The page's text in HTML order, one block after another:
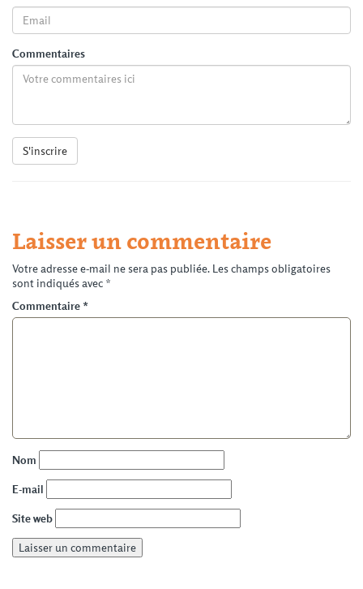
Commentaires
S'inscrire
Laisser un commentaire
Votre adresse e-mail ne sera pas publiée. Les champs obligatoires
sont indiqués avec *
Commentaire *
Nom
E-mail
Site web